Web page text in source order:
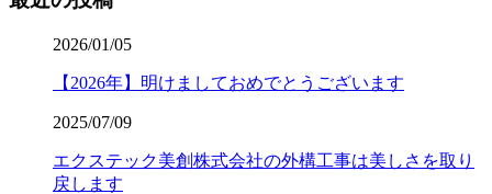
2026/01/05
【2026年】明けましておめでとうございます
2025/07/09
エクステック美創株式会社の外構工事は美しさを取り
戻します